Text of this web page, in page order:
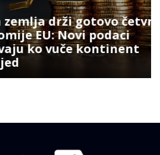
gotovo četvrtinu
podaci
kontinent